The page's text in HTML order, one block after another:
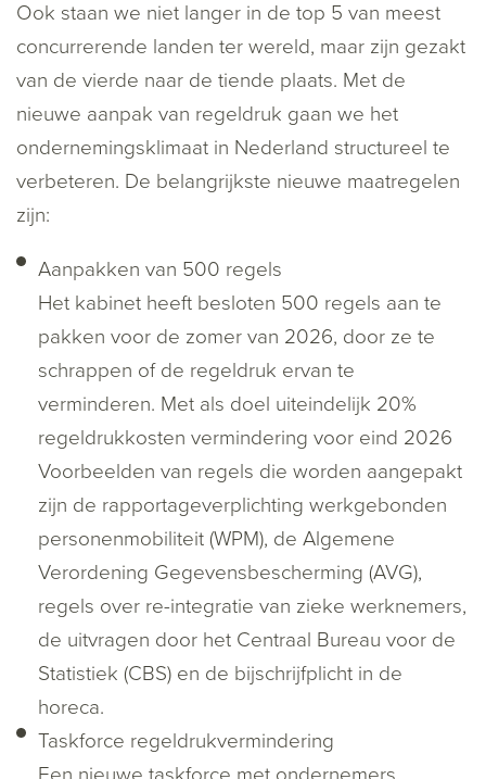
Ook staan we niet langer in de top 5 van meest
concurrerende landen ter wereld, maar zijn gezakt
van de vierde naar de tiende plaats. Met de
nieuwe aanpak van regeldruk gaan we het
ondernemingsklimaat in Nederland structureel te
verbeteren. De belangrijkste nieuwe maatregelen
zijn:
Aanpakken van 500 regels
Het kabinet heeft besloten 500 regels aan te
pakken voor de zomer van 2026, door ze te
schrappen of de regeldruk ervan te
verminderen. Met als doel uiteindelijk 20%
regeldrukkosten vermindering voor eind 2026
Voorbeelden van regels die worden aangepakt
zijn de rapportageverplichting werkgebonden
personenmobiliteit (WPM), de Algemene
Verordening Gegevensbescherming (AVG),
regels over re-integratie van zieke werknemers,
de uitvragen door het Centraal Bureau voor de
Statistiek (CBS) en de bijschrijfplicht in de
horeca.
Taskforce regeldrukvermindering